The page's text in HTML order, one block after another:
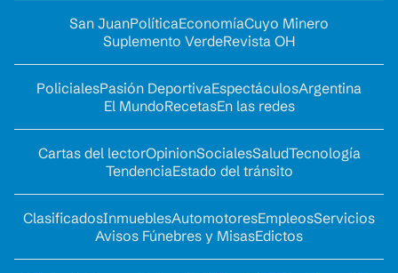
San JuanPolíticaEconomíaCuyo Minero
Suplemento VerdeRevista OH
PolicialesPasión DeportivaEspectáculosArgentina
El MundoRecetasEn las redes
Cartas del lectorOpinionSocialesSaludTecnología
TendenciaEstado del tránsito
ClasificadosInmueblesAutomotoresEmpleosServicios
Avisos Fúnebres y MisasEdictos